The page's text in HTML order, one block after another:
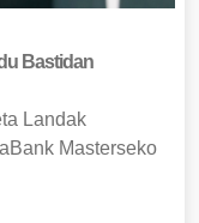
Bastidan
Landak
Masterseko